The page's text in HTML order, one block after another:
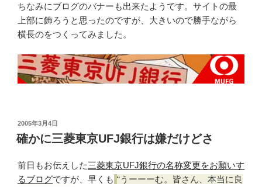
ちなみにブログのバナーも出来たようです。サイトの最
上部に飾ろうと思ったのですが、大きいので勝手ながら
横長のをつくってみました。
投
稿
日:
2005年3月4日
確かに三菱東京UFJ銀行は嫌だけどさ
前日もお伝えした三菱東京UFJ銀行の名称変更をお願いす
るブログですが、早くも
うーーーむ。皆さん、本当に良